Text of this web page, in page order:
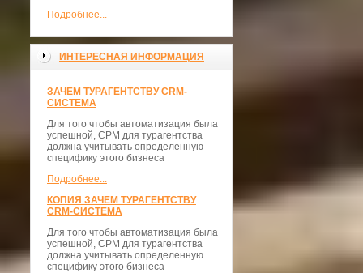
Подробнее...
ИНТЕРЕСНАЯ ИНФОРМАЦИЯ
ЗАЧЕМ ТУРАГЕНТСТВУ CRM-
СИСТЕМА
Для того чтобы автоматизация была
успешной, СРМ для турагентства
должна учитывать определенную
специфику этого бизнеса
Подробнее...
КОПИЯ ЗАЧЕМ ТУРАГЕНТСТВУ
CRM-СИСТЕМА
Для того чтобы автоматизация была
успешной, СРМ для турагентства
должна учитывать определенную
специфику этого бизнеса